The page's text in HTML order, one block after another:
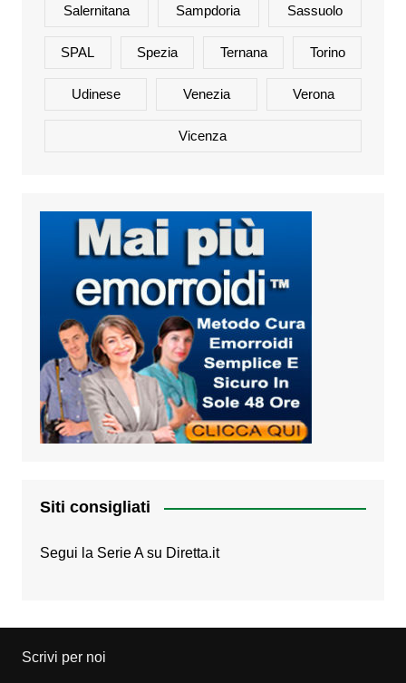
Salernitana Sampdoria Sassuolo
SPAL Spezia Ternana Torino
Udinese Venezia Verona
Vicenza
Siti consigliati
Segui la Serie A su Diretta.it
Scrivi per noi